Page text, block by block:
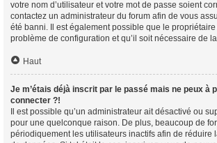
votre nom d’utilisateur et votre mot de passe soient
contactez un administrateur du forum afin de vous
été banni. Il est également possible que le
problème de configuration et qu’il soit nécessaire de
Haut
Je m’étais déjà inscrit par le passé mais ne peux à
connecter ?!
Il est possible qu’un administrateur ait désactivé ou
pour une quelconque raison. De plus, beaucoup de
périodiquement les utilisateurs inactifs afin de réduire